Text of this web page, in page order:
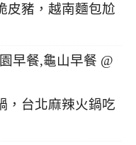
皮豬，越南麵包尬
，台北麻辣火鍋吃